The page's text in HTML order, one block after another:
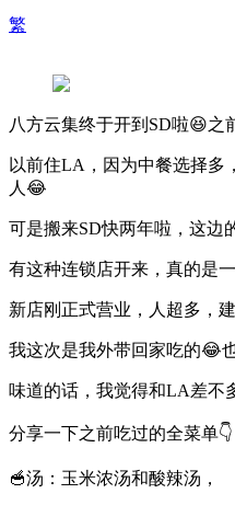
繁
八方云集终于开到SD啦😆之
以前住LA，因为中餐选择多
人😂
可是搬来SD快两年啦，这边
有这种连锁店开来，真的是
新店刚正式营业，人超多，
我这次是我外带回家吃的😂
味道的话，我觉得和LA差不
分享一下之前吃过的全菜单👇
🥣汤：玉米浓汤和酸辣汤，